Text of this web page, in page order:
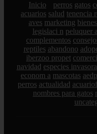
Inicio perros gatos
acuarios salud tenencia
aves marketing
legislaci n peluquer a
complementos
reptiles abandono
iberzoo propet
navidad especies
econom a mascotas
perros actualidad
nombres para gatos